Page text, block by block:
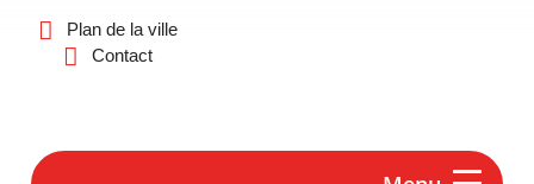
Plan de la ville
Contact